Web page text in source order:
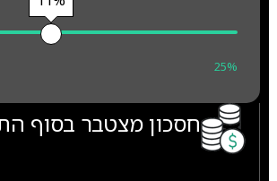
25%
חסכון מצטבר בסוף